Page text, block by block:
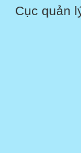
Cục quản